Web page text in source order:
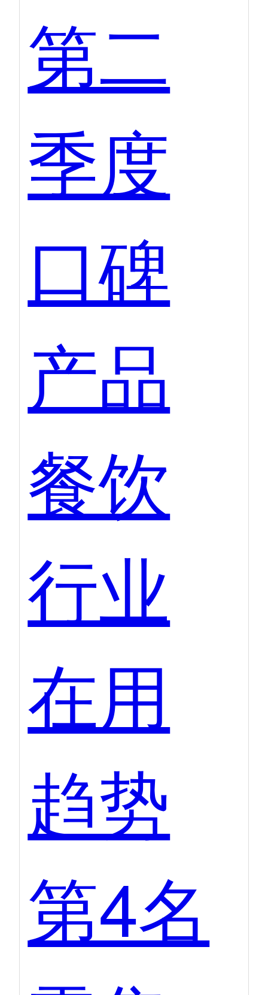
第二
季度
口碑
产品
餐饮
行业
在用
趋势
第4名